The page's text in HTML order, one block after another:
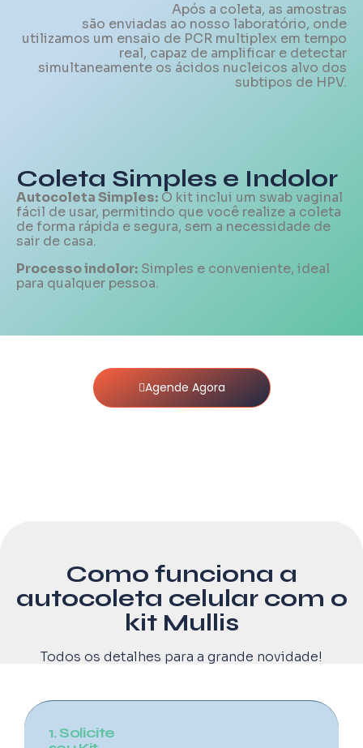
Após a coleta, as amostras
são enviadas ao nosso laboratório, onde
utilizamos um ensaio de PCR multiplex em tempo
real, capaz de amplificar e detectar
simultaneamente os ácidos nucleicos alvo dos
subtipos de HPV.
Coleta Simples e Indolor
Autocoleta Simples: O kit inclui um swab vaginal
fácil de usar, permitindo que você realize a coleta
de forma rápida e segura, sem a necessidade de
sair de casa.
Processo indolor: Simples e conveniente, ideal
para qualquer pessoa.
Agende Agora
Como funciona a
autocoleta celular com o
kit Mullis
Todos os detalhes para a grande novidade!
1. Solicite